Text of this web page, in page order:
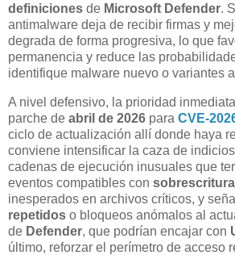
definiciones de Microsoft Defender.
antimalware deja de recibir firmas y
degrada de forma progresiva, lo que
permanencia y reduce las
identifique malware nuevo o variantes
A nivel defensivo, la prioridad
parche de abril de 2026 para CVE-
ciclo de actualización allí donde haya
conviene intensificar la caza de
cadenas de ejecución inusuales que
eventos compatibles con sobrescritura
inesperados en archivos críticos, y
repetidos o bloqueos anómalos al
de Defender, que podrían encajar con
último, reforzar el perímetro de acceso